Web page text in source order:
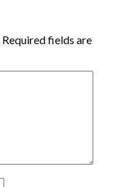
Required fields are